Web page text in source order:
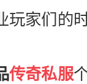
家们的
传奇私服